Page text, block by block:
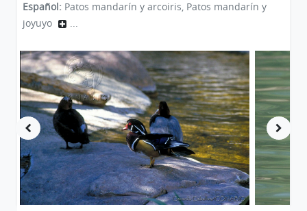
Español: Patos mandarín y arcoiris, Patos mandarín y
joyuyo
...